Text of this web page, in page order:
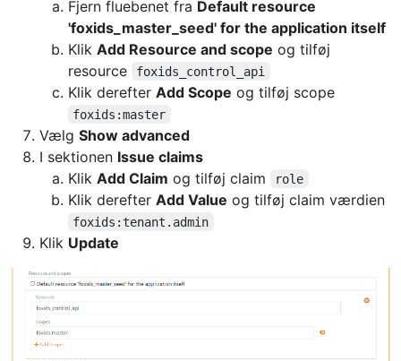
Fjern fluebenet fra Default resource
'foxids_master_seed' for the application itself
Klik Add Resource and scope og tilføj
resource
foxids_control_api
Klik derefter Add Scope og tilføj scope
foxids:master
Vælg Show advanced
I sektionen Issue claims
Klik Add Claim og tilføj claim role
Klik derefter Add Value og tilføj claim værdien
foxids:tenant.admin
Klik Update